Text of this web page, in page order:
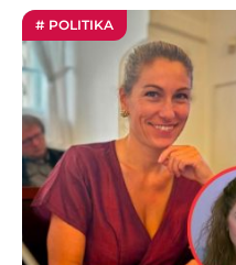
# POLITIKA